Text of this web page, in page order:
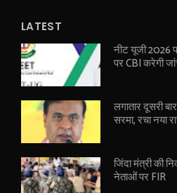
LATEST
नीट यूजी 2026
पर CBI करेगी
लगातार दूसरी
सरमा, रचा नया
जिंदा मंत्री की
नेताओं पर FIR